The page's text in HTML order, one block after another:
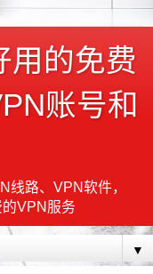
用的免费
账号和
线路、VPN软件，
VPN服务
▼